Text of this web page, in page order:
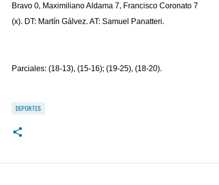
Bravo 0, Maximiliano Aldama 7, Francisco Coronato 7
(x). DT: Martín Gálvez. AT: Samuel Panatteri.
Parciales: (18-13), (15-16); (19-25), (18-20).
DEPORTES